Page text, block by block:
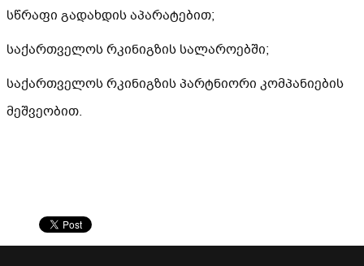
სწრაფი გადახდის აპარატებით;
საქართველოს რკინიგზის სალაროებში;
საქართველოს რკინიგზის პარტნიორი კომპანიების
მეშვეობით.